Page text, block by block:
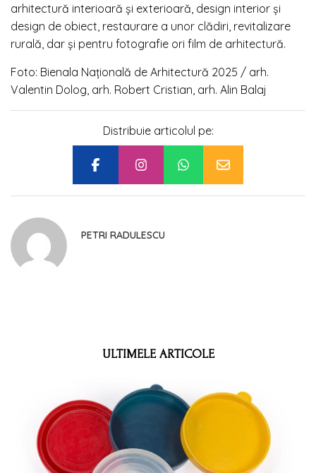
arhitectură interioară și exterioară, design interior și
design de obiect, restaurare a unor clădiri, revitalizare
rurală, dar și pentru fotografie ori film de arhitectură.
Foto: Bienala Națională de Arhitectură 2025 / arh.
Valentin Dolog, arh. Robert Cristian, arh. Alin Balaj
Distribuie articolul pe:
PETRI RADULESCU
ULTIMELE ARTICOLE